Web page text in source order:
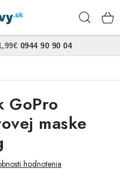
• 0944 90 90 04
GoPro
maske
hodnotenia